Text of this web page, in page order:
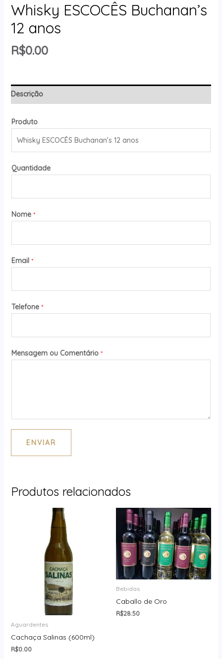
Whisky ESCOCÊS Buchanan’s
12 anos
R$0.00
Descrição
Produto
Quantidade
Nome *
Email *
Telefone *
Mensagem ou Comentário *
ENVIAR
Produtos relacionados
Aguardentes
Cachaça Salinas (600ml)
R$0.00
Bebidas
Caballo de Oro
R$28.50